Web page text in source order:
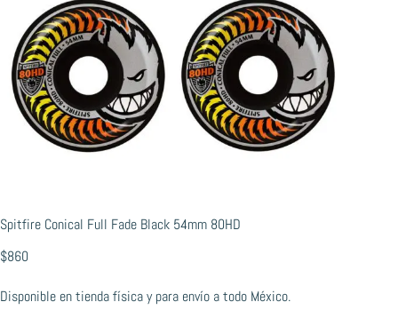
Spitfire Conical Full Fade Black 54mm 80HD
$860
Disponible en tienda física y para envío a todo México.